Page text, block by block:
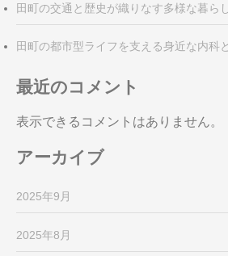
田町の交通と歴史が織りなす多様な暮ら
田町の都市型ライフを支える身近な内科
最近のコメント
表示できるコメントはありません。
アーカイブ
2025年9月
2025年8月